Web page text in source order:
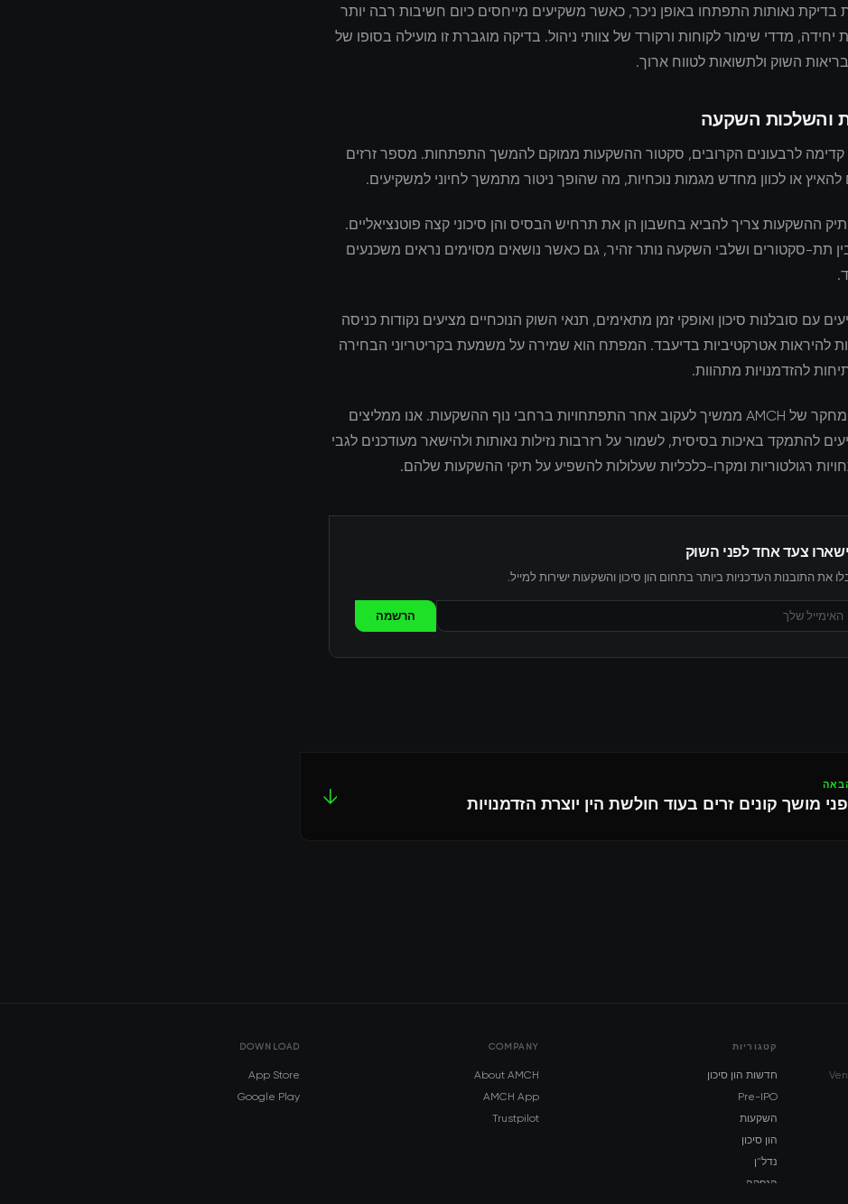
בדיקת נאותות התפתחו באופן ניכר, כאשר משקיעים מייחסים כיום חשיבות רבה יותר
יחידה, מדדי שימור לקוחות ורקורד של צוותי ניהול. בדיקה מוגברת זו מועילה בסופו של
השוק ולתשואות לטווח ארוך.
והשלכות השקעה
לרבעונים הקרובים, סקטור ההשקעות ממוקם להמשך התפתחות. מספר זרזים
להאיץ או לכוון מחדש מגמות נוכחיות, מה שהופך ניטור מתמשך לחיוני למשקיעים.
תיק ההשקעות צריך להביא בחשבון הן את תרחיש הבסיס והן סיכוני קצה פוטנציאליים.
בין תת-סקטורים ושלבי השקעה נותר זהיר, גם כאשר נושאים מסוימים נראים משכנעים
עם סובלנות סיכון ואופקי זמן מתאימים, תנאי השוק הנוכחיים מציעים נקודות כניסה
להיראות אטרקטיביות בדיעבד. המפתח הוא שמירה על משמעת בקריטריוני הבחירה
להזדמנויות מתהוות.
צוות המחקר של AMCH ממשיך לעקוב אחר התפתחויות ברחבי נוף ההשקעות. אנו ממליצים
להתמקד באיכות בסיסית, לשמור על רזרבות נזילות נאותות ולהישאר מעודכנים לגבי
רגולטוריות ומקרו-כלכליות שעלולות להשפיע על תיקי ההשקעות שלהם.
צעד אחד לפני השוק
את התובנות העדכניות ביותר בתחום הון סיכון והשקעות ישירות למייל.
הרשמה
מושך קונים זרים בעוד חולשת הין יוצרת הזדמנויות ↓
קטגוריות
חדשות הון סיכון
Pre-IPO
השקעות
הון סיכון
נדל"ן
הנפקה
COMPANY
About AMCH
AMCH App
Trustpilot
DOWNLOAD
App Store
Google Play